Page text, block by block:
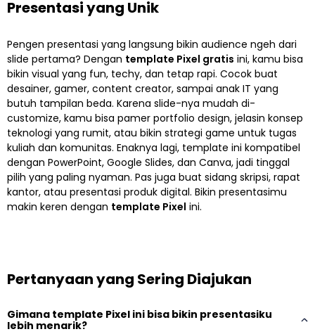
Presentasi yang Unik
Pengen presentasi yang langsung bikin audience ngeh dari
slide pertama? Dengan template Pixel gratis ini, kamu bisa
bikin visual yang fun, techy, dan tetap rapi. Cocok buat
desainer, gamer, content creator, sampai anak IT yang
butuh tampilan beda. Karena slide-nya mudah di-
customize, kamu bisa pamer portfolio design, jelasin konsep
teknologi yang rumit, atau bikin strategi game untuk tugas
kuliah dan komunitas. Enaknya lagi, template ini kompatibel
dengan PowerPoint, Google Slides, dan Canva, jadi tinggal
pilih yang paling nyaman. Pas juga buat sidang skripsi, rapat
kantor, atau presentasi produk digital. Bikin presentasimu
makin keren dengan template Pixel ini.
Pertanyaan yang Sering Diajukan
Gimana template Pixel ini bisa bikin presentasiku
lebih menarik?